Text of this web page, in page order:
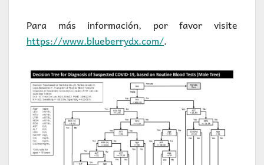
Para más información, por favor visite
https://www.blueberrydx.com/.